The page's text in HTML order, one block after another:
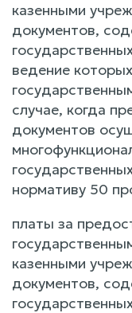
казенными
документов,
ведение
случае, когда
документов
нормативу 50
платы за
казенными
документов,